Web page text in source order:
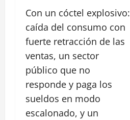
Con un cóctel explosivo:
caída del consumo con
fuerte retracción de las
ventas, un sector
público que no
responde y paga los
sueldos en modo
escalonado, y un